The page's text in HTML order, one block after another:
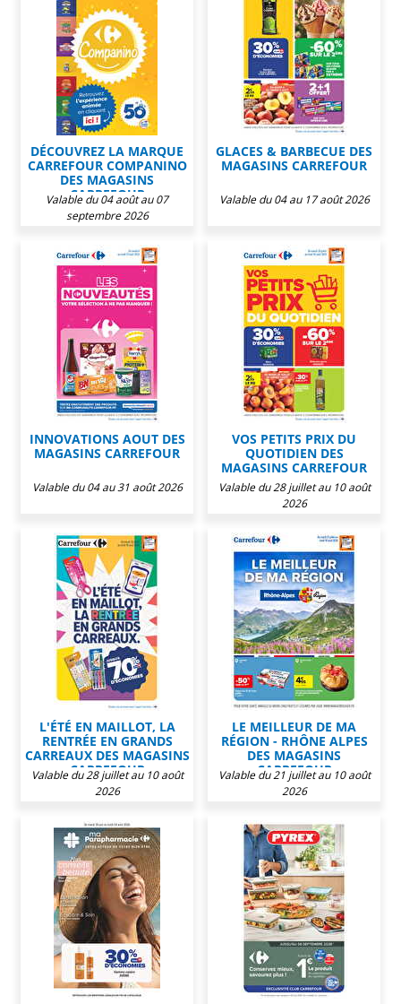
DÉCOUVREZ LA MARQUE
CARREFOUR COMPANINO
DES MAGASINS
CARREFOUR
Valable du 04 août au 07
septembre 2026
GLACES & BARBECUE DES
MAGASINS CARREFOUR
Valable du 04 au 17 août 2026
INNOVATIONS AOUT DES
MAGASINS CARREFOUR
Valable du 04 au 31 août 2026
VOS PETITS PRIX DU
QUOTIDIEN DES
MAGASINS CARREFOUR
Valable du 28 juillet au 10 août
2026
L'ÉTÉ EN MAILLOT, LA
RENTRÉE EN GRANDS
CARREAUX DES MAGASINS
CARREFOUR
Valable du 28 juillet au 10 août
2026
LE MEILLEUR DE MA
RÉGION - RHÔNE ALPES
DES MAGASINS
CARREFOUR
Valable du 21 juillet au 10 août
2026